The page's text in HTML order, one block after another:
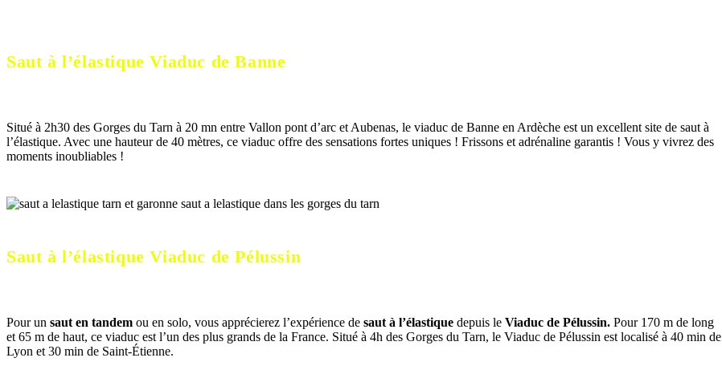
Saut à l’élastique Viaduc de Banne
Situé à 2h30 des Gorges du Tarn à 20 mn entre Vallon pont d’arc et Aubenas, le viaduc de Banne en Ardèche est un excellent site de saut à
l’élastique. Avec une hauteur de 40 mètres, ce viaduc offre des sensations fortes uniques ! Frissons et adrénaline garantis ! Vous y vivrez des
moments inoubliables !
Saut à l’élastique Viaduc de Pélussin
Pour un saut en tandem ou en solo, vous apprécierez l’expérience de saut à l’élastique depuis le Viaduc de Pélussin. Pour 170 m de long
et 65 m de haut, ce viaduc est l’un des plus grands de la France. Situé à 4h des Gorges du Tarn, le Viaduc de Pélussin est localisé à 40 min de
Lyon et 30 min de Saint-Étienne.